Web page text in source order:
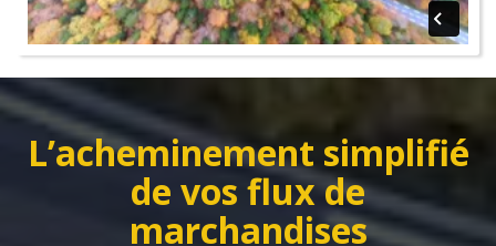
L’acheminement simplifié
de vos flux de
marchandises